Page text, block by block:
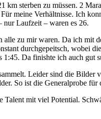
km sterben zu müssen. 2
meine Verhältnisse. Ich
nur Laufzeit – waren es 26.
zu mir waren. Da ich mit
durchgepeitsch, wobei
1:45. Da finishte ich auch
Leider sind die
So ist die Generalprobe
mit viel Potential.